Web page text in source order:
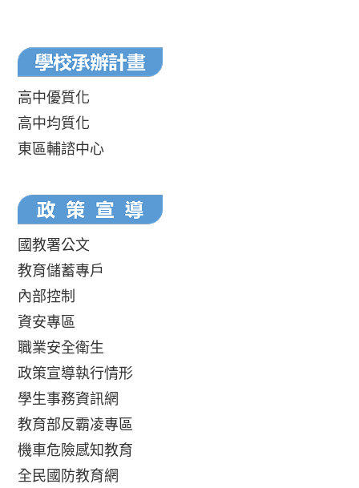
高中優質化
高中均質化
東區輔諮中心
國教署公文
教育儲蓄專戶
內部控制
資安專區
職業安全衛生
政策宣導執行情形
學生事務資訊網
教育部反霸凌專區
機車危險感知教育
全民國防教育網